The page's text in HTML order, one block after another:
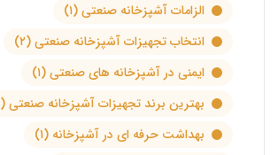
الزامات آشپزخانه صنعتی(۱)
انتخاب تجهیزات آشپزخانه صنعتی(۲)
ایمنی در آشپزخانه های صنعتی(۱)
بهترین برند تجهیزات آشپزخانه صنعتی(۱۱)
بهداشت حرفه ای در آشپزخانه (۱)